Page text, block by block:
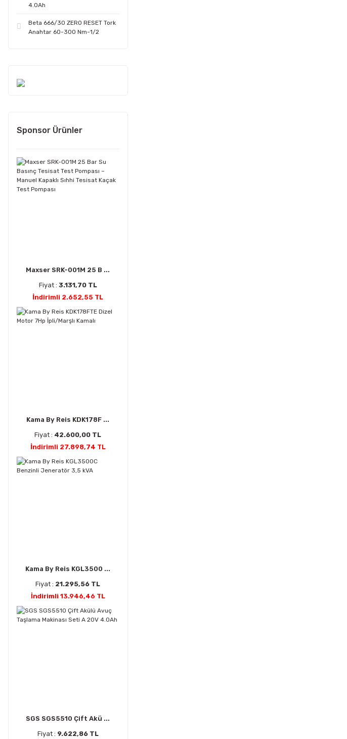
4.0Ah
Beta 666/30 ZERO RESET Tork
Anahtar 60-300 Nm-1/2
Sponsor Ürünler
Maxser SRK-001M 25 B ...
Fiyat : 3.131,70 TL
İndirimli 2.652,55 TL
Kama By Reis KDK178F ...
Fiyat : 42.600,00 TL
İndirimli 27.898,74 TL
Kama By Reis KGL3500 ...
Fiyat : 21.295,56 TL
İndirimli 13.946,46 TL
SGS SGS5510 Çift Akü ...
Fiyat : 9.622,86 TL